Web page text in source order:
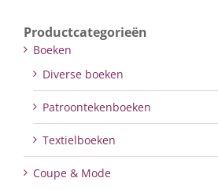
Productcategorieën
Boeken
Diverse boeken
Patroontekenboeken
Textielboeken
Coupe & Mode